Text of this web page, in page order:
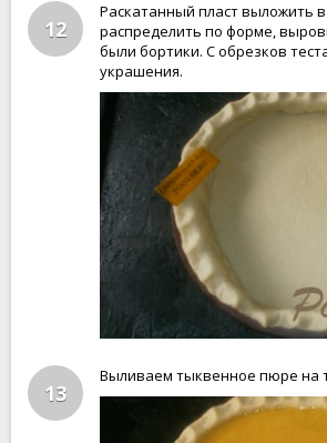
12
Раскатанный пласт выложить
распределить по форме,
были бортики. С обрезков
украшения.
13
Выливаем тыквенное пюре на